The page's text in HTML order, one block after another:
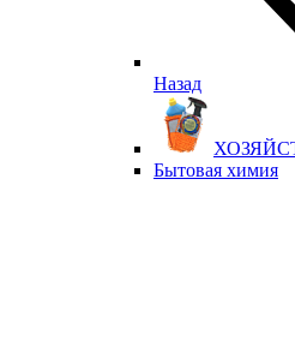
Назад
Бытовая химия